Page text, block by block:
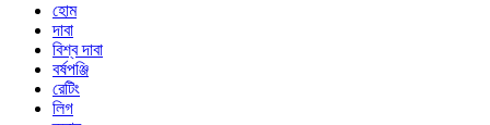
হোম
দাবা
বিশ্ব দাবা
বর্ষপঞ্জি
রেটিং
লিগ